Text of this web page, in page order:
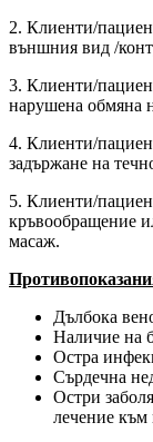
2. Клиенти/
външния вид /
3. Клиенти/
нарушена обмяна
4. Клиенти/
задържане на
5. Клиенти/
кръвообращение
масаж.
Дълбока
Наличие на
Остра
Сърдечна
Остри
лечение към